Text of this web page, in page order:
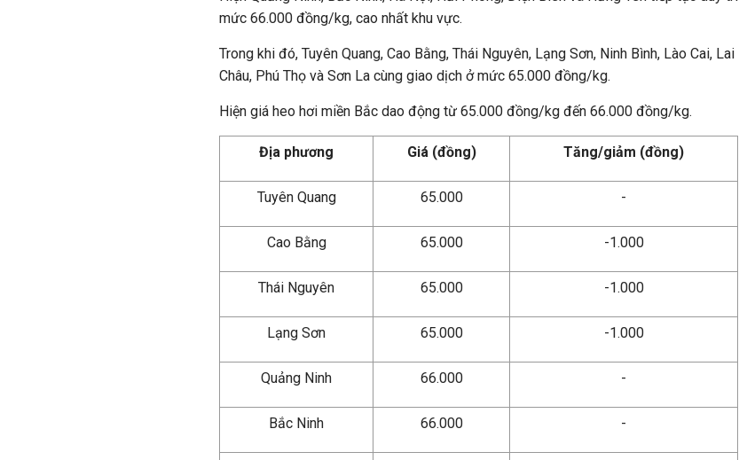
mức 66.000 đồng/kg, cao nhất khu vực.
Trong khi đó, Tuyên Quang, Cao Bằng, Thái Nguyên, Lạng Sơn, Ninh Bình, Lào Cai, Lai
Châu, Phú Thọ và Sơn La cùng giao dịch ở mức 65.000 đồng/kg.
Hiện giá heo hơi miền Bắc dao động từ 65.000 đồng/kg đến 66.000 đồng/kg.
Địa phương Giá (đồng) Tăng/giảm (đồng)
Tuyên Quang 65.000 -
Cao Bằng 65.000 -1.000
Thái Nguyên 65.000 -1.000
Lạng Sơn 65.000 -1.000
Quảng Ninh 66.000 -
Bắc Ninh 66.000 -